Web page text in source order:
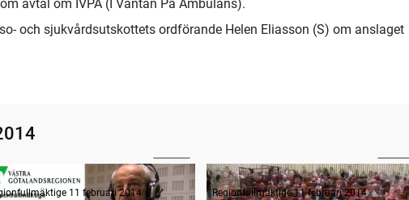
avtal om IVPA (I Väntan På Ambulans).
och sjukvårdsutskottets ordförande Helen Eliasson (S) om anslaget
informerar fortsättning
11 februari 2014
Sammanträdets öppnande
Regionfullmäktige 11 februari 2014